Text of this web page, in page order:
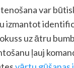
var
izmantot
uz ātru
ļauj